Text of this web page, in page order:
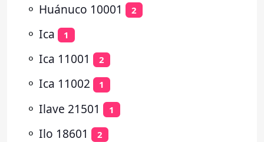
⚬ Huánuco 10001 2
⚬ Ica 1
⚬ Ica 11001 2
⚬ Ica 11002 1
⚬ Ilave 21501 1
⚬ Ilo 18601 2